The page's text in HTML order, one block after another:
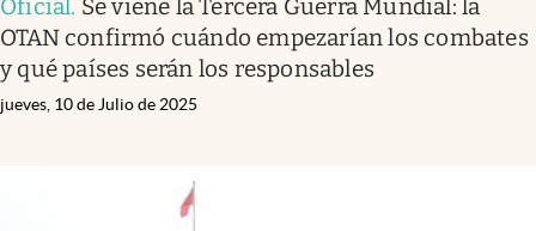
Oficial. Se viene la Tercera Guerra Mundial: la
OTAN confirmó cuándo empezarían los combates
y qué países serán los responsables
jueves, 10 de Julio de 2025